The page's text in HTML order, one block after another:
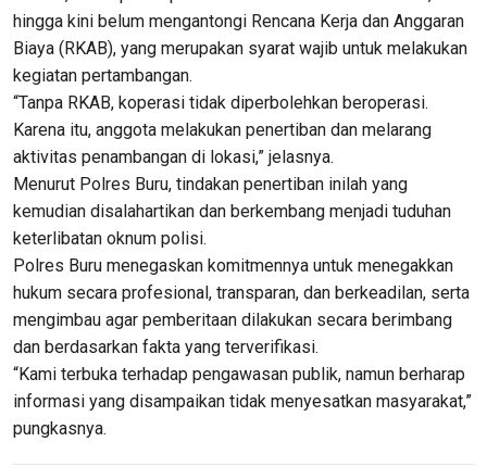
hingga kini belum mengantongi Rencana Kerja dan Anggaran
Biaya (RKAB), yang merupakan syarat wajib untuk melakukan
kegiatan pertambangan.
“Tanpa RKAB, koperasi tidak diperbolehkan beroperasi.
Karena itu, anggota melakukan penertiban dan melarang
aktivitas penambangan di lokasi,” jelasnya.
Menurut Polres Buru, tindakan penertiban inilah yang
kemudian disalahartikan dan berkembang menjadi tuduhan
keterlibatan oknum polisi.
Polres Buru menegaskan komitmennya untuk menegakkan
hukum secara profesional, transparan, dan berkeadilan, serta
mengimbau agar pemberitaan dilakukan secara berimbang
dan berdasarkan fakta yang terverifikasi.
“Kami terbuka terhadap pengawasan publik, namun berharap
informasi yang disampaikan tidak menyesatkan masyarakat,”
pungkasnya.